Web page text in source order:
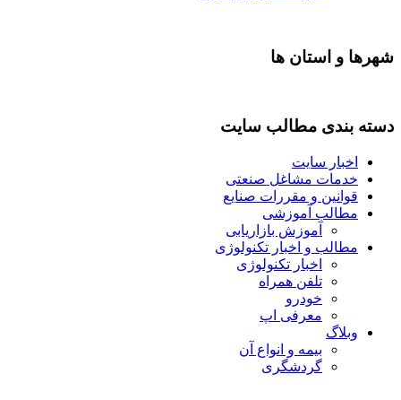
شهرها و استان ها
دسته بندی مطالب سایت
اخبار سایت
خدمات مشاغل صنعتی
قوانین و مقررات صنایع
مطالب آموزشی
آموزش بازاریابی
مطالب و اخبار تکنولوژی
اخبار تکنولوژی
تلفن همراه
خودرو
معرفی اپ
وبلاگ
بیمه و انواع آن
گردشگری